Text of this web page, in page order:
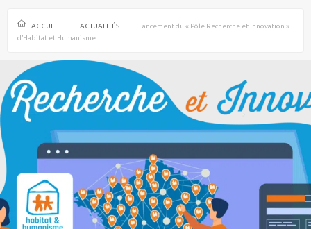
ACCUEIL ACTUALITÉS
Lancement du « Pôle Recherche et Innovation »
d’Habitat et Humanisme